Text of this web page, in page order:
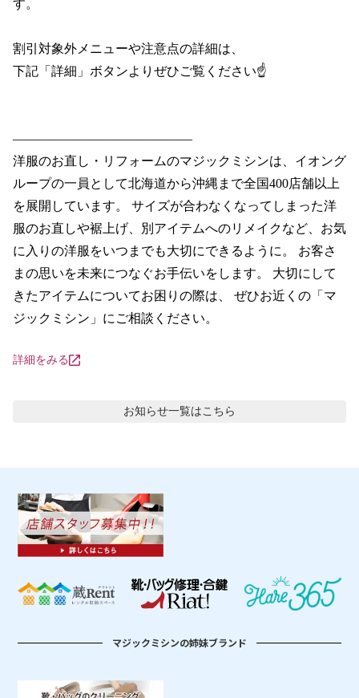
す。
割引対象外メニューや注意点の詳細は、
下記「詳細」ボタンよりぜひご覧ください☝️
――――――――――――――
洋服のお直し・リフォームのマジックミシンは、イオング
ループの一員として北海道から沖縄まで全国400店舗以上
を展開しています。 サイズが合わなくなってしまった洋
服のお直しや裾上げ、別アイテムへのリメイクなど、お気
に入りの洋服をいつまでも大切にできるように。 お客さ
まの思いを未来につなぐお手伝いをします。 大切にして
きたアイテムについてお困りの際は、 ぜひお近くの「マ
ジックミシン」にご相談ください。
詳細をみる
お知らせ一覧はこちら
マジックミシンの姉妹ブランド